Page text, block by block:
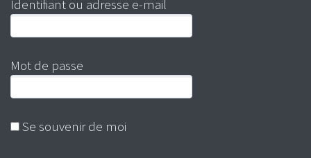
Identifiant ou adresse e-mail
Mot de passe
Se souvenir de moi